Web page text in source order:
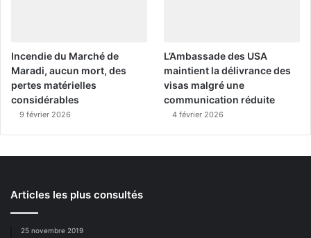
Incendie du Marché de
Maradi, aucun mort, des
pertes matérielles
considérables
9 février 2026
L’Ambassade des USA
maintient la délivrance des
visas malgré une
communication réduite
4 février 2026
Articles les plus consultés
25 novembre 2019